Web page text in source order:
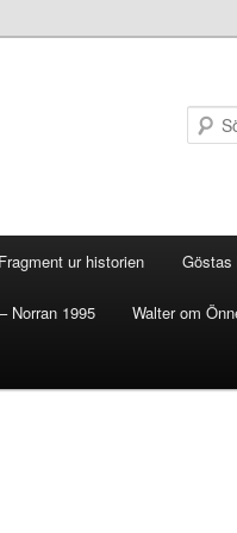
Fragment ur historien Göstas
Norran 1995 Walter om